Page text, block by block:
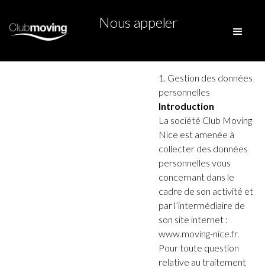
Nous appeler
1. Gestion des données
personnelles
Introduction
La société Club Moving
Nice est amenée à
collecter des données
personnelles vous
concernant dans le
cadre de son activité et
par l’intermédiaire de
son site internet :
www.moving-nice.fr.
Pour toute question
relative au traitement